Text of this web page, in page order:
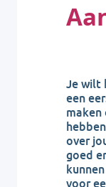
Je wilt
een
maken
over
goed
voor